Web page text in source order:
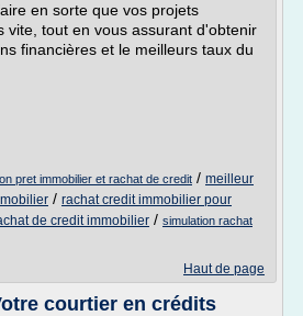
en sorte que vos projets
vite, tout en vous assurant d'obtenir
financières et le meilleurs taux du
pret immobilier et rachat de credit / meilleur
/ rachat credit immobilier pour
de credit immobilier / simulation rachat
Haut de page
courtier en crédits